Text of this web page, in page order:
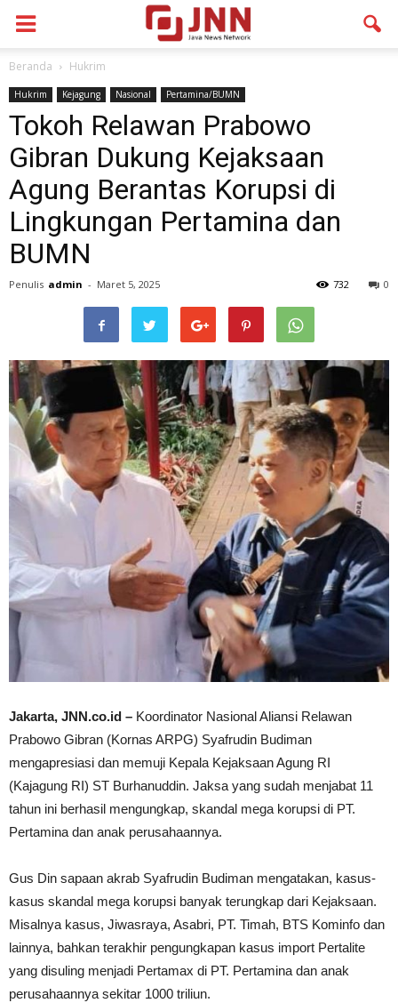
Beranda Hukrim
Hukrim Kejagung Nasional Pertamina/BUMN
Tokoh Relawan Prabowo
Gibran Dukung Kejaksaan
Agung Berantas Korupsi di
Lingkungan Pertamina dan
BUMN
Penulis admin - Maret 5, 2025 0
732
Jakarta, JNN.co.id – Koordinator Nasional Aliansi Relawan
Prabowo Gibran (Kornas ARPG) Syafrudin Budiman
mengapresiasi dan memuji Kepala Kejaksaan Agung RI
(Kajagung RI) ST Burhanuddin. Jaksa yang sudah menjabat 11
tahun ini berhasil mengungkap, skandal mega korupsi di PT.
Pertamina dan anak perusahaannya.
Gus Din sapaan akrab Syafrudin Budiman mengatakan, kasus-
kasus skandal mega korupsi banyak terungkap dari Kejaksaan.
Misalnya kasus, Jiwasraya, Asabri, PT. Timah, BTS Kominfo dan
lainnya, bahkan terakhir pengungkapan kasus import Pertalite
yang disuling menjadi Pertamax di PT. Pertamina dan anak
perusahaannya sekitar 1000 triliun.